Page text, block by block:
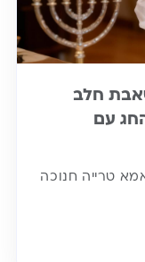
חלב
עם
טרייה חנוכה